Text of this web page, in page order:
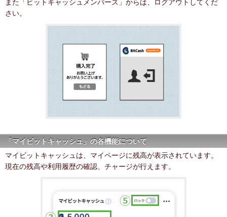
また「ビットキャッシュメンバーズ」からは、ログアウトしてくだ
さい。
「マイビットキャッシュ」の各機能について
マイビットキャッシュは、マイページに残高が表示されています。
現在の残高や利用履歴の確認、チャージが行えます。